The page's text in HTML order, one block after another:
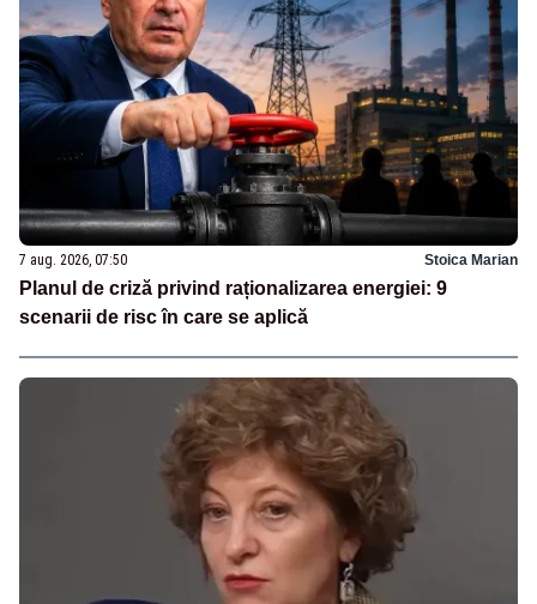
7 aug. 2026, 07:50 Stoica Marian
Planul de criză privind raționalizarea energiei: 9
scenarii de risc în care se aplică